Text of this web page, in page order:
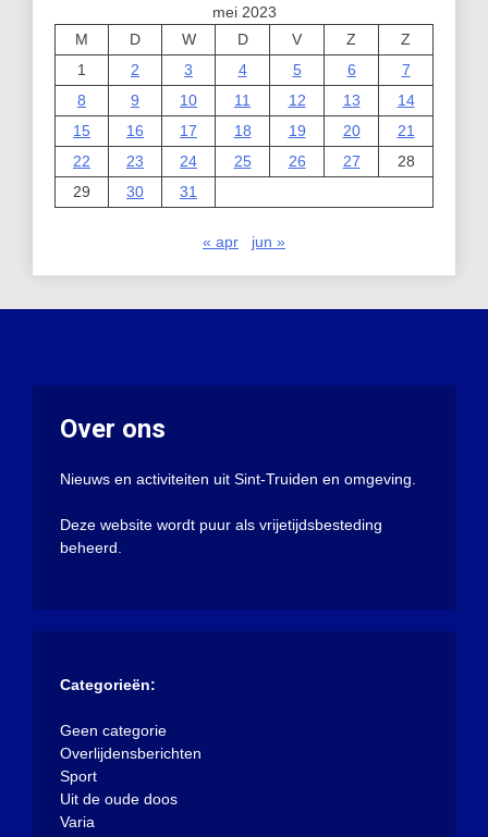
mei 2023
M
D W D V Z
Z
1
2 3 4 5 6
7
8
9 10 11 12 13
14
15
16 17 18 19 20
21
22
23 24 25 26 27
28
29
30 31
« apr jun »
Over ons
Nieuws en activiteiten uit Sint-Truiden en omgeving.
Deze website wordt puur als vrijetijdsbesteding
beheerd.
Categorieën:
Geen categorie
Overlijdensberichten
Sport
Uit de oude doos
Varia